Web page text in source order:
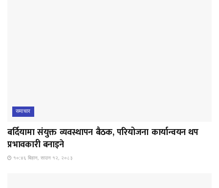
समाचार
बर्दियामा संयुक्त व्यवस्थापन बैठक, परियोजना कार्यान्वयन थप
प्रभावकारी बनाइने
१०:४६ बिहान, साउन १२, २०८३